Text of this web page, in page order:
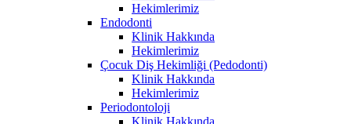
Hekimlerimiz
Endodonti
Klinik Hakkında
Hekimlerimiz
Çocuk Diş Hekimliği (Pedodonti)
Klinik Hakkında
Hekimlerimiz
Periodontoloji
Klinik Hakkında